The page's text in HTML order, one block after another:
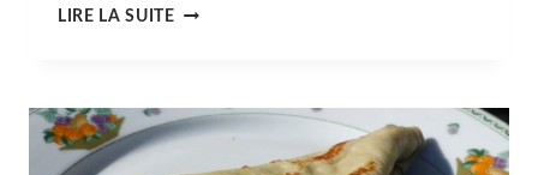
LIRE LA SUITEDESSERT
&
AGRUME